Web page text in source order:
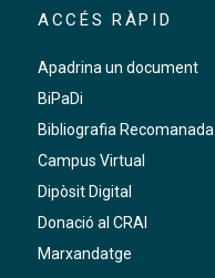
ACCÉS RÀPID
Apadrina un document
BiPaDi
Bibliografia Recomanada
Campus Virtual
Dipòsit Digital
Donació al CRAI
Marxandatge